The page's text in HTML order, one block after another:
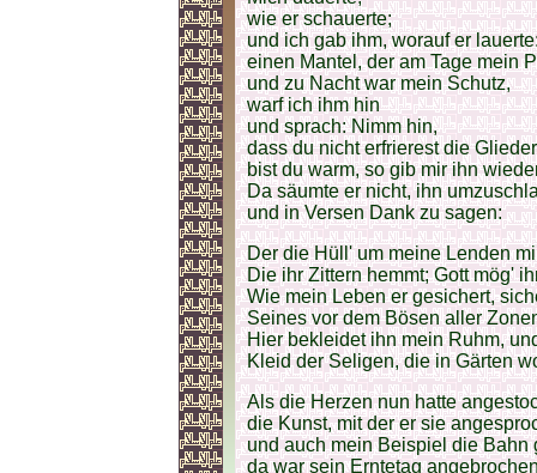
wie er schauerte;
und ich gab ihm, worauf er
einen Mantel, der am Tage mein
und zu Nacht war mein Schutz,
warf ich ihm hin
und sprach: Nimm hin,
dass du nicht erfrierest die
bist du warm, so gib mir ihn
Da säumte er nicht, ihn
und in Versen Dank zu sagen:
Der die Hüll' um meine Lenden
Die ihr Zittern hemmt; Gott mög'
Wie mein Leben er gesichert,
Seines vor dem Bösen aller
Hier bekleidet ihn mein Ruhm,
Kleid der Seligen, die in Gärten
Als die Herzen nun hatte
die Kunst, mit der er sie
und auch mein Beispiel die Bahn
da war sein Erntetag